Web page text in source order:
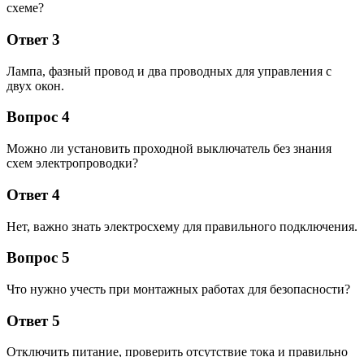
схеме?
Ответ 3
Лампа, фазный провод и два проводных для управления с
двух окон.
Вопрос 4
Можно ли установить проходной выключатель без знания
схем электропроводки?
Ответ 4
Нет, важно знать электросхему для правильного подключения.
Вопрос 5
Что нужно учесть при монтажных работах для безопасности?
Ответ 5
Отключить питание, проверить отсутствие тока и правильно